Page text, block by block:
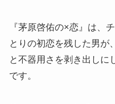
『茅原啓佑の×恋』は、
とりの初恋を残した男が
と不器用さを剥き出しに
です。